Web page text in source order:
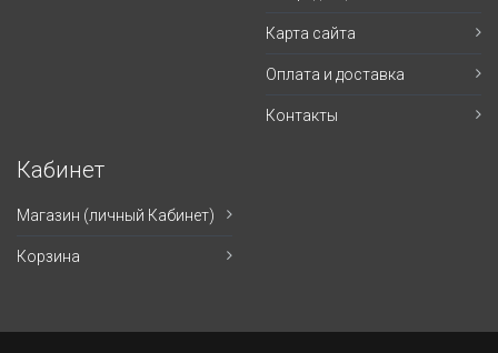
Карта сайта
Оплата и доставка
Контакты
Кабинет
Магазин (личный Кабинет)
Корзина